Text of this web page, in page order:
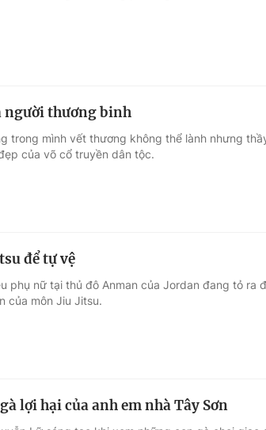
người thương binh
trong mình vết thương không thể lành nhưng
của võ cổ truyền dân tộc.
để tự vệ
phụ nữ tại thủ đô Anman của Jordan đang tỏ ra
của môn Jiu Jitsu.
lợi hại của anh em nhà Tây Sơn